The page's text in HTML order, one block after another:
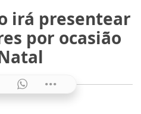
irá presentear
por ocasião